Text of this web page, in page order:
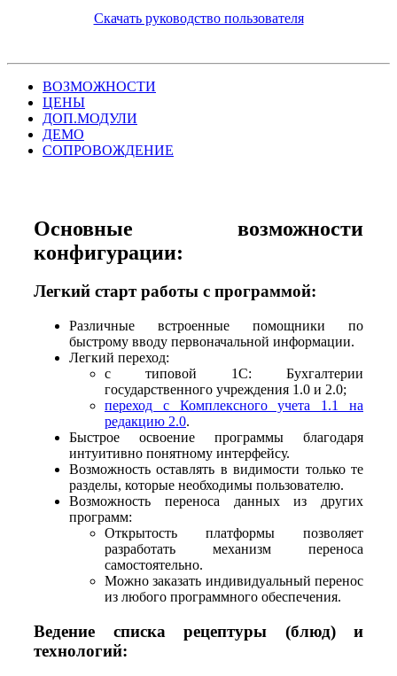
Скачать руководство пользователя
ВОЗМОЖНОСТИ
ЦЕНЫ
ДОП.МОДУЛИ
ДЕМО
СОПРОВОЖДЕНИЕ
Основные возможности
конфигурации:
Легкий старт работы с программой:
Различные встроенные помощники по
быстрому вводу первоначальной информации.
Легкий переход:
с типовой 1С: Бухгалтерии
государственного учреждения 1.0 и 2.0;
переход с Комплексного учета 1.1 на
редакцию 2.0.
Быстрое освоение программы благодаря
интуитивно понятному интерфейсу.
Возможность оставлять в видимости только те
разделы, которые необходимы пользователю.
Возможность переноса данных из других
программ:
Открытость платформы позволяет
разработать механизм переноса
самостоятельно.
Можно заказать индивидуальный перенос
из любого программного обеспечения.
Ведение списка рецептуры (блюд) и
технологий: